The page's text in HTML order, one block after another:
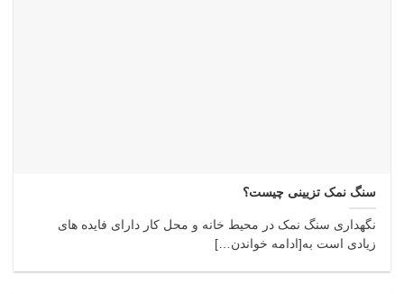
سنگ نمک تزیینی چیست؟
نگهداری سنگ نمک در محیط خانه و محل کار دارای فایده های
زیادی است به[ادامه خواندن…]